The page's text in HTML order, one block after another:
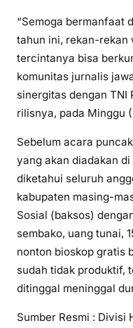
“Semoga bermanfaat
tahun ini, rekan-rekan
tercintanya bisa
komunitas jurnalis
sinergitas dengan TNI
rilisnya, pada Minggu
Sebelum acara
yang akan diadakan
diketahui seluruh
kabupaten masing-
Sosial (baksos)
sembako, uang tunai,
nonton bioskop gratis
sudah tidak produktif,
ditinggal meninggal
Sumber Resmi : Divisi